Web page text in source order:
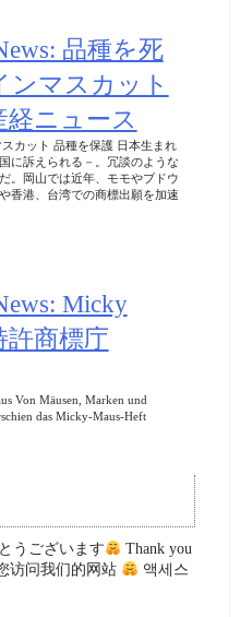
品種を死
ンマスカット
経ニュース
カット 品種を保護 日本生まれ
に訴えられる－。冗談のような
。岡山では近年、モモやブドウ
香港、台湾での商標出願を加速
Micky
許商標庁
Von Mäusen, Marken und
das Micky-Maus-Heft
うございます
Thank you
访问我们的网站
액세스